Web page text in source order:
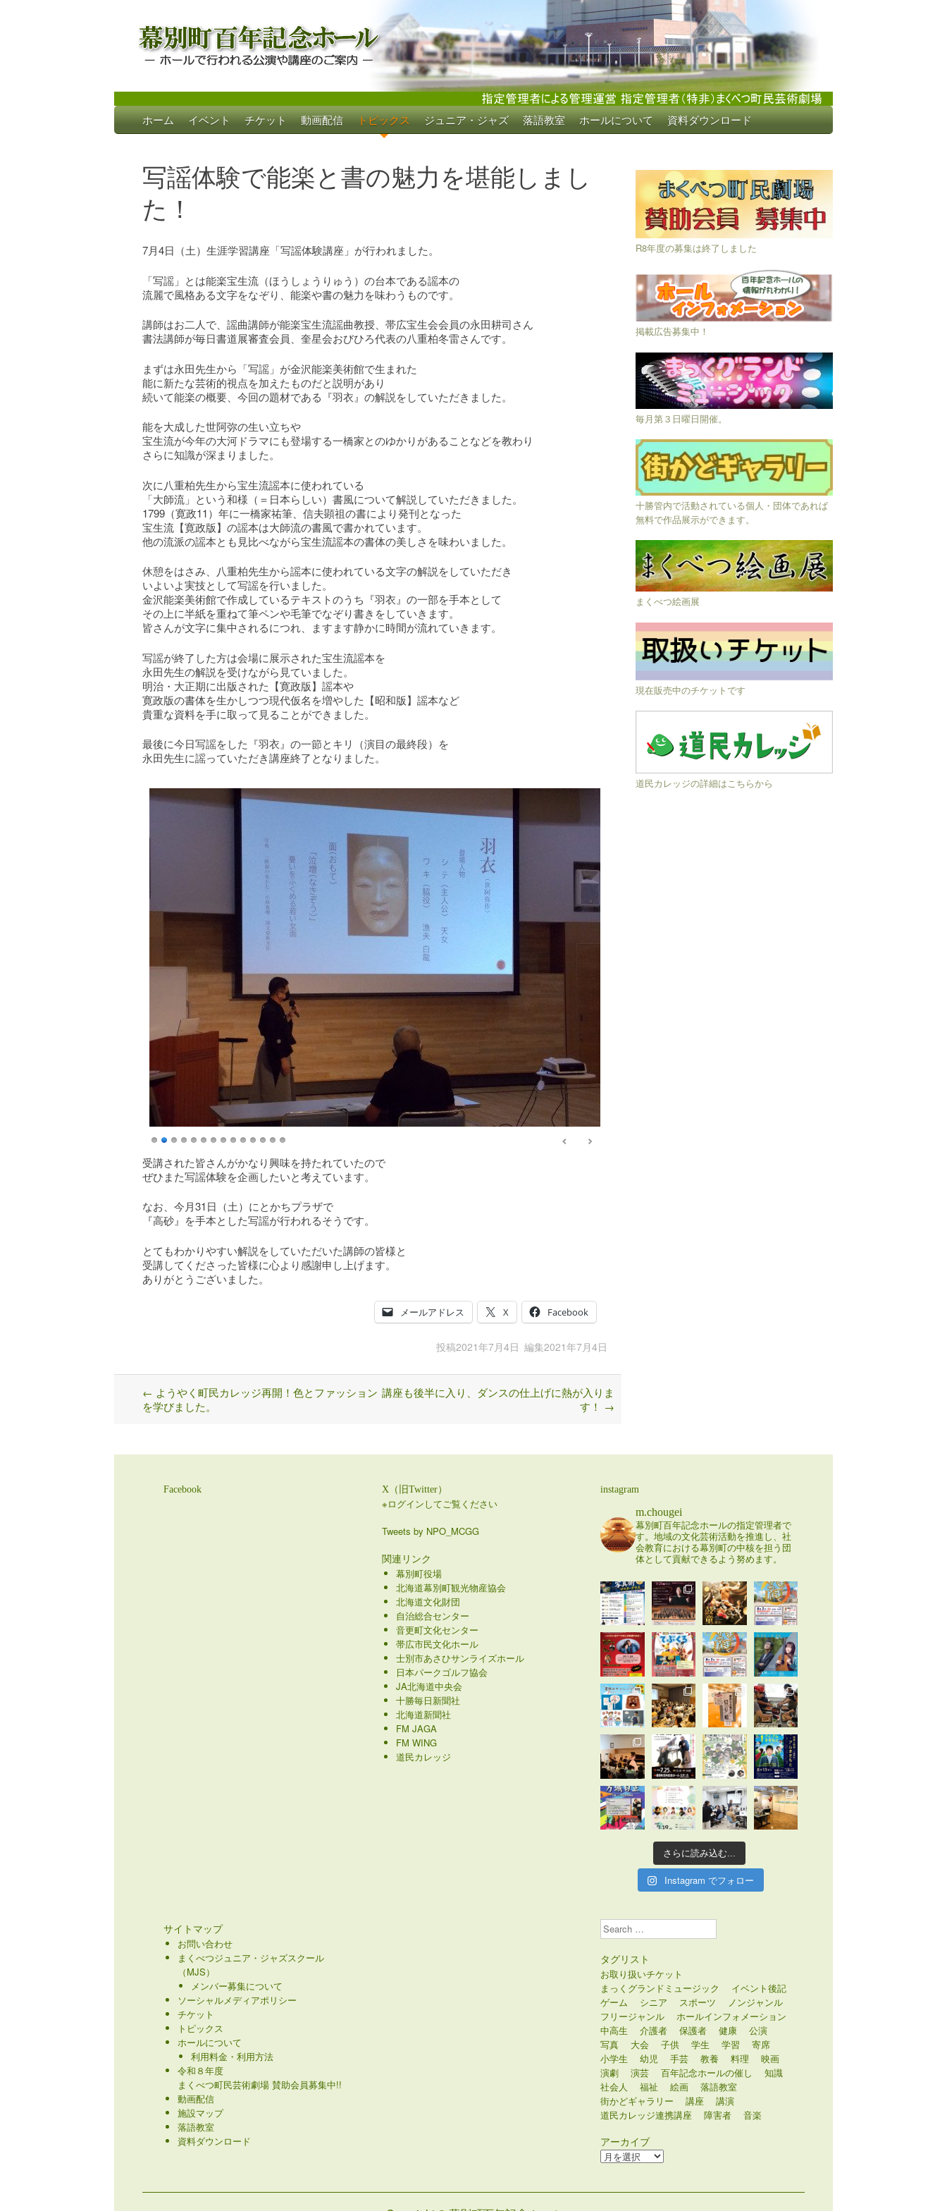
幕別町百年記念ホール
ホールで行われる公演や講座のご案内
Skip
to
ホーム イベント チケット 動画配信 トピックス ジュニア・ジャズ 落語教室 ホールについて 資料ダウンロード
写謡体験で能楽と書の魅力を堪能しまし
た！
7月4日（土）生涯学習講座「写謡体験講座」が行われました。
「写謡」とは能楽宝生流（ほうしょうりゅう）の台本である謡本の
流麗で風格ある文字をなぞり、能楽や書の魅力を味わうものです。
講師はお二人で、謡曲講師が能楽宝生流謡曲教授、帯広宝生会会員の永田耕司さん
書法講師が毎日書道展審査会員、奎星会おびひろ代表の八重柏冬雷さんです。
まずは永田先生から「写謡」が金沢能楽美術館で生まれた
能に新たな芸術的視点を加えたものだと説明があり
続いて能楽の概要、今回の題材である『羽衣』の解説をしていただきました。
能を大成した世阿弥の生い立ちや
宝生流が今年の大河ドラマにも登場する一橋家とのゆかりがあることなどを教わり
さらに知識が深まりました。
次に八重柏先生から宝生流謡本に使われている
「大師流」という和様（＝日本らしい）書風について解説していただきました。
1799（寛政11）年に一橋家祐筆、信夫顕祖の書により発刊となった
宝生流【寛政版】の謡本は大師流の書風で書かれています。
他の流派の謡本とも見比べながら宝生流謡本の書体の美しさを味わいました。
休憩をはさみ、八重柏先生から謡本に使われている文字の解説をしていただき
いよいよ実技として写謡を行いました。
金沢能楽美術館で作成しているテキストのうち『羽衣』の一部を手本として
その上に半紙を重ねて筆ペンや毛筆でなぞり書きをしていきます。
皆さんが文字に集中されるにつれ、ますます静かに時間が流れていきます。
写謡が終了した方は会場に展示された宝生流謡本を
永田先生の解説を受けながら見ていました。
明治・大正期に出版された【寛政版】謡本や
寛政版の書体を生かしつつ現代仮名を増やした【昭和版】謡本など
貴重な資料を手に取って見ることができました。
最後に今日写謡をした『羽衣』の一節とキリ（演目の最終段）を
永田先生に謡っていただき講座終了となりました。
受講された皆さんがかなり興味を持たれていたので
ぜひまた写謡体験を企画したいと考えています。
なお、今月31日（土）にとかちプラザで
『高砂』を手本とした写謡が行われるそうです。
とてもわかりやすい解説をしていただいた講師の皆様と
受講してくださった皆様に心より感謝申し上げます。
ありがとうございました。
メールアドレス X Facebook
投稿2021年7月4日 編集2021年7月4日
Post
navigation
← ようやく町民カレッジ再開！色とファッション
を学びました。
講座も後半に入り、ダンスの仕上げに熱が入りま
す！ →
R8年度の募集は終了しました
掲載広告募集中！
毎月第３日曜日開催。
十勝管内で活動されている個人・団体であれば
無料で作品展示ができます。
まくべつ絵画展
現在販売中のチケットです
道民カレッジの詳細はこちらから
Facebook
サイトマップ
お問い合わせ
まくべつジュニア・ジャズスクール
（MJS）
メンバー募集について
ソーシャルメディアポリシー
チケット
トピックス
ホールについて
利用料金・利用方法
令和８年度
まくべつ町民芸術劇場 賛助会員募集中!!
動画配信
施設マップ
落語教室
資料ダウンロード
X（旧Twitter）
※ログインしてご覧ください
Tweets by NPO_MCGG
関連リンク
幕別町役場
北海道幕別町観光物産協会
北海道文化財団
自治総合センター
音更町文化センター
帯広市民文化ホール
士別市あさひサンライズホール
日本パークゴルフ協会
JA北海道中央会
十勝毎日新聞社
北海道新聞社
FM JAGA
FM WING
道民カレッジ
instagram
m.chougei
幕別町百年記念ホールの指定管理者で
す。地域の文化芸術活動を推進し、社
会教育における幕別町の中核を担う団
体として貢献できるよう努めます。
さらに読み込む...
Instagram でフォロー
Search
タグリスト
お取り扱いチケット
まっくグランドミュージック
イベント後記
ゲーム
シニア スポーツ
ノンジャンル
フリージャンル
ホールインフォメーション
中高生
介護者 保護者 健康
公演
写真
大会 子供 学生 学習
寄席
小学生
幼児 手芸 教養 料理
映画
演劇
演芸 百年記念ホールの催し
知識
社会人
福祉 絵画
落語教室
街かどギャラリー
講座
講演
道民カレッジ連携講座
障害者 音楽
アーカイブ
ア